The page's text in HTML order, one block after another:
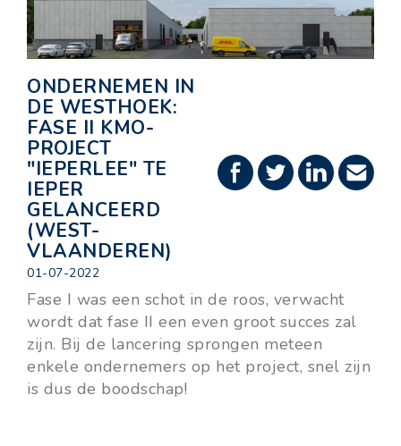
ONDERNEMEN IN
DE WESTHOEK:
FASE II KMO-
PROJECT
"IEPERLEE" TE
IEPER
GELANCEERD
(WEST-
VLAANDEREN)
01-07-2022
Fase I was een schot in de roos, verwacht
wordt dat fase II een even groot succes zal
zijn. Bij de lancering sprongen meteen
enkele ondernemers op het project, snel zijn
is dus de boodschap!